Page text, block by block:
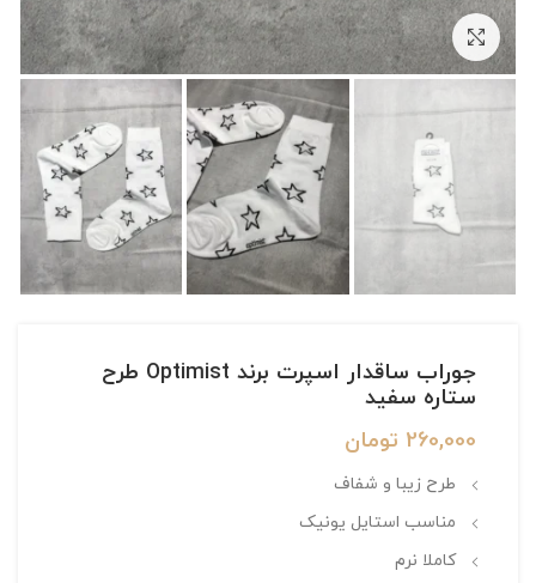
بزرگنمایی تصویر
جوراب ساقدار اسپرت برند Optimist طرح
ستاره سفید
260,000 تومان
طرح زیبا و شفاف
مناسب استایل یونیک
کاملا نرم